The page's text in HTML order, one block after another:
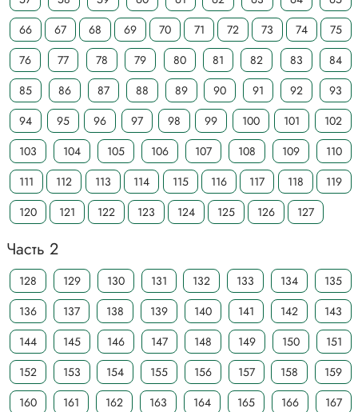
66
67 68 69 70 71 72 73 74
75
76
77 78 79 80 81 82 83
84
85
86 87 88 89 90 91 92
93
94
95 96 97 98 99 100 101
102
103
104 105 106 107 108 109
110
111
112 113 114 115 116 117 118
119
120
121 122 123 124 125 126 127
Часть 2
128 129 130 131 132 133 134
135
136
137 138 139 140 141 142
143
144
145 146 147 148 149 150
151
152
153 154 155 156 157 158
159
160
161 162 163 164 165 166
167